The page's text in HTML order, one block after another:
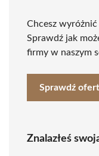
Chcesz
Sprawdź jak
firmy w naszym
Sprawdź
Znalazłeś